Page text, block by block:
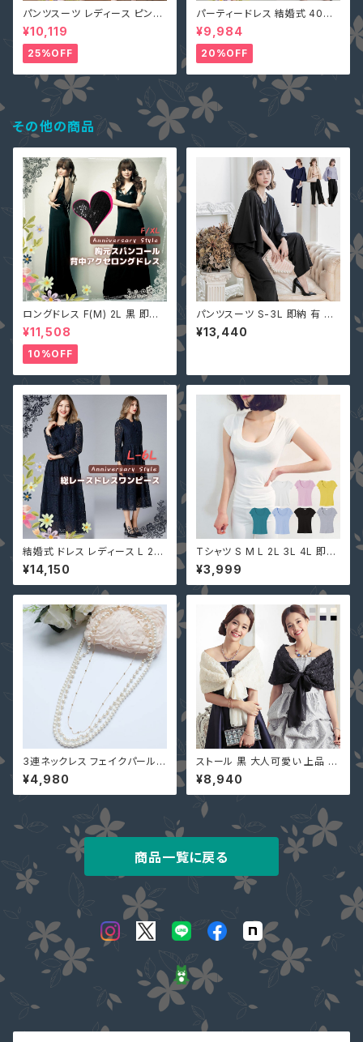
パンツスーツ レディース ピンク
2L (L寄り) 3L 即納 S M L 4L
黒 XZ-X99616 レース 七分袖
ガウチョパンツ ペプラム リボン
¥10,119
25%OFF
パーティードレス 結婚式 40代
大きいサイズ オリーブ L(S寄り
M) 5L 即納 2L 3L 4L 6L MD
-1164467 袖あり 七分袖 花柄
刺繍 総レース ワンピース タイ
ト Aライン 春
¥9,984
20%OFF
その他の商品
ロングドレス F(M) 2L 黒 即納
マキシワンピース キャバ嬢 パー
ティードレス スパンコール 二次
会 大きいサイズ YJ-6536 レデ
ィース 背中開き ノースリーブ イ
ブニングドレス
¥11,508
10%OFF
パンツスーツ S-3L 即納 有 黒
ネイビー ブラウン ガウチョ パン
ツドレス 七分袖 ケープ マント
¥13,440
結婚式 ドレス レディース L 2L
3L 4L 5L 6L ネイビー 長袖 袖
あり 大きいサイズ MD-Y1620
66 パーティー 花柄 総レース
ス
¥14,150
Tシャツ S M L 2L 3L 4L 即納
有 深Uネック 黒 グレー 白 ピン
ク 胸元強調 レディース 半袖 シ
ャツ シンプル 無地 pl1867 カッ
¥3,999
3連ネックレス フェイクパール
結婚式 パーティー 入学式 入園
式 卒業式 卒園式 YJ-L0016
アクセサリー フォーマル レディ
¥4,980
ストール 黒 大人可愛い 上品 シ
フォン 花柄 レース YJ-33796
7 カーディガン 肩掛け ショール
ボレロ 結婚式 ピンク ネイビー
¥8,940
商品一覧に戻る